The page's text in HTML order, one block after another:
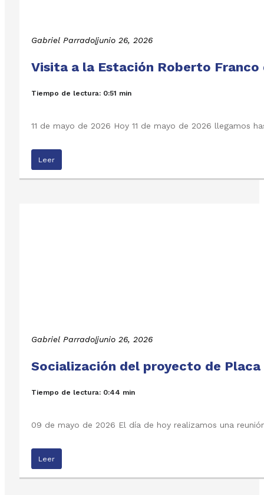
Gabriel Parrado|junio 26, 2026
Visita a la Estación Roberto
Tiempo de lectura: 0:51 min
11 de mayo de 2026 Hoy 11 de mayo de 2026 llegamos
Leer
Gabriel Parrado|junio 26, 2026
Socialización del proyecto de
Tiempo de lectura: 0:44 min
09 de mayo de 2026 El día de hoy realizamos una
Leer